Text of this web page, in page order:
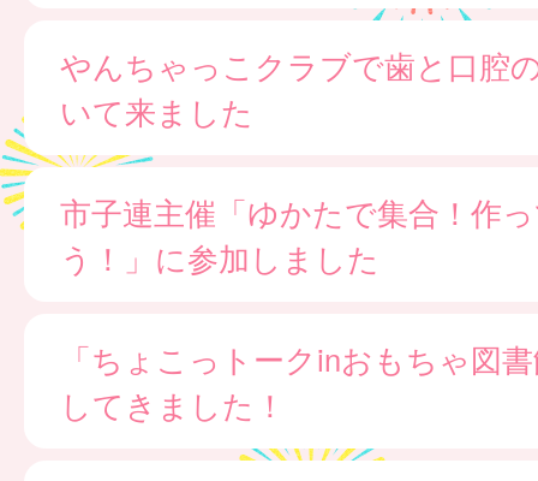
やんちゃっこクラブで歯と口腔
いて来ました
市子連主催「ゆかたで集合！作
う！」に参加しました
「ちょこっトークinおもちゃ図
してきました！